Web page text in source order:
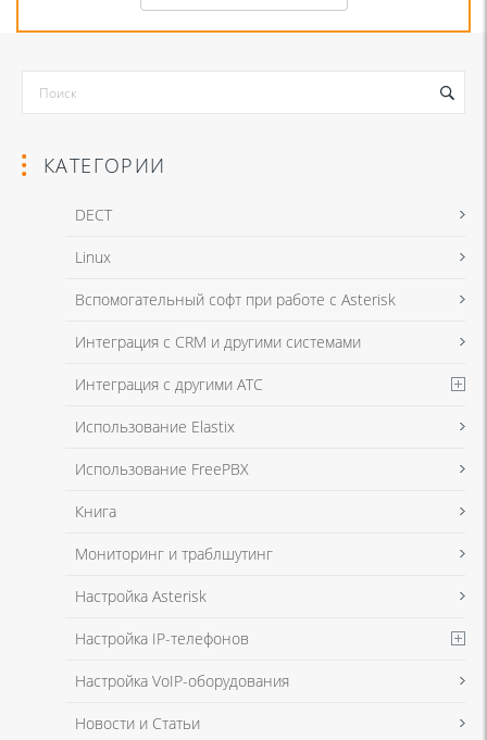
Я даю согласие на обработку моих персональных данных для связи
в соответствии с Политикой в отношении обработки персональных
Я даю согласие на обработку моих персональных данных для связи
в соответствии с Политикой в отношении обработки персональных
КАТЕГОРИИ
DECT
Linux
Вспомогательный софт при работе с Asterisk
Интеграция с CRM и другими системами
Интеграция с другими АТС
Использование Elastix
Использование FreePBX
Книга
Мониторинг и траблшутинг
Настройка Asterisk
Настройка IP-телефонов
Настройка VoIP-оборудования
Новости и Статьи